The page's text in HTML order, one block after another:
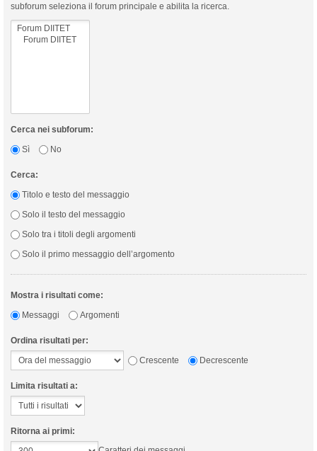
subforum seleziona il forum principale e abilita la ricerca.
Cerca nei subforum:
Sì
No
Cerca:
Titolo e testo del messaggio
Solo il testo del messaggio
Solo tra i titoli degli argomenti
Solo il primo messaggio dell’argomento
Mostra i risultati come:
Messaggi
Argomenti
Ordina risultati per:
Crescente
Decrescente
Limita risultati a:
Ritorna ai primi: